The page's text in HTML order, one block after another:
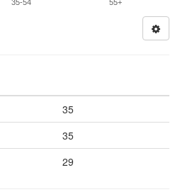
35-54 55+
35
35
29